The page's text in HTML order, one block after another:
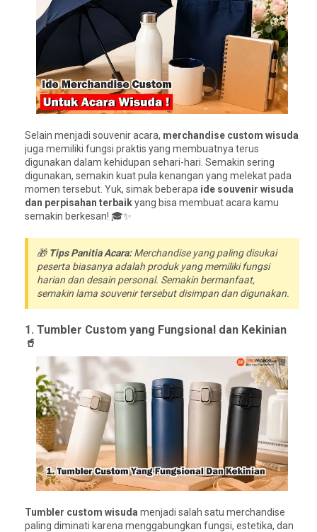
Selain menjadi souvenir acara, merchandise custom wisuda
juga memiliki fungsi praktis yang membuatnya terus
digunakan dalam kehidupan sehari-hari. Semakin sering
digunakan, semakin kuat pula kenangan yang melekat pada
momen tersebut. Yuk, simak beberapa ide souvenir wisuda
dan perpisahan terbaikyang bisa membuat acara kamu
semakin berkesan! 🎓✨
🎁 Tips Panitia Acara:Merchandise yang paling disukai
peserta biasanya adalah produk yang memiliki fungsi
harian dan desain personal. Semakin bermanfaat,
semakin lama souvenir tersebut disimpan dan digunakan.
1. Tumbler Custom yang Fungsional dan Kekinian
🥤
Tumbler custom wisuda menjadi salah satu merchandise
paling diminati karena menggabungkan fungsi, estetika, dan